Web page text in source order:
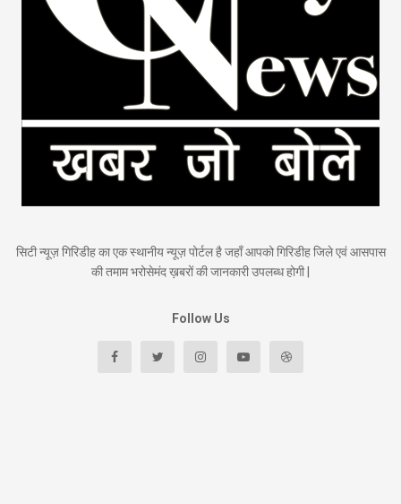
सिटी न्यूज़ गिरिडीह का एक स्थानीय न्यूज़ पोर्टल है जहाँ आपको गिरिडीह जिले एवं आसपास
की तमाम भरोसेमंद ख़बरों की जानकारी उपलब्ध होगी |
Follow Us